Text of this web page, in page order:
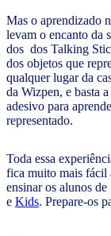
Mas o aprendizado
levam o encanto da
dos dos Talking
dos objetos que
qualquer lugar da
da Wizpen, e basta
adesivo para
representado.
Toda essa
fica muito mais fácil
ensinar os alunos
e Kids. Prepare-os